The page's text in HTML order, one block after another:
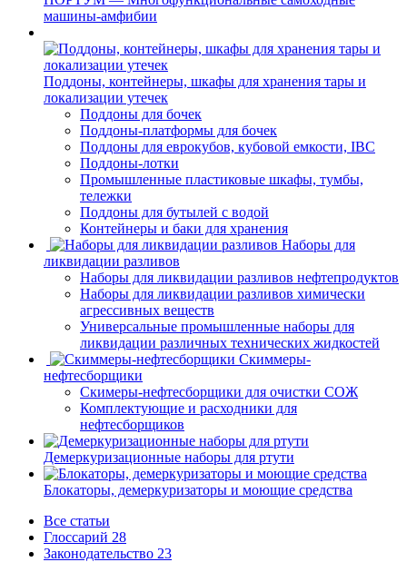
машины-амфибии
Поддоны, контейнеры, шкафы для хранения тары и
локализации утечек
Поддоны для бочек
Поддоны-платформы для бочек
Поддоны для еврокубов, кубовой емкости, IBC
Поддоны-лотки
Промышленные пластиковые шкафы, тумбы,
тележки
Поддоны для бутылей с водой
Контейнеры и баки для хранения
Наборы для
ликвидации разливов
Наборы для ликвидации разливов нефтепродуктов
Наборы для ликвидации разливов химически
агрессивных веществ
Универсальные промышленные наборы для
ликвидации различных технических жидкостей
Скиммеры-
нефтесборщики
Скимеры-нефтесборщики для очистки СОЖ
Комплектующие и расходники для
нефтесборщиков
Демеркуризационные наборы для ртути
Блокаторы, демеркуризаторы и моющие средства
Все статьи
Глоссарий 28
Законодательство 23